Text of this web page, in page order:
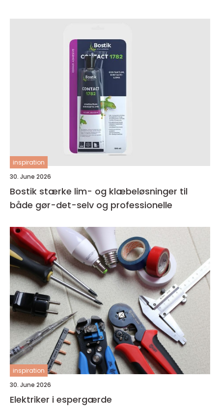
inspiration
30. June 2026
Bostik stærke lim- og klæbeløsninger til
både gør-det-selv og professionelle
inspiration
30. June 2026
Elektriker i espergærde